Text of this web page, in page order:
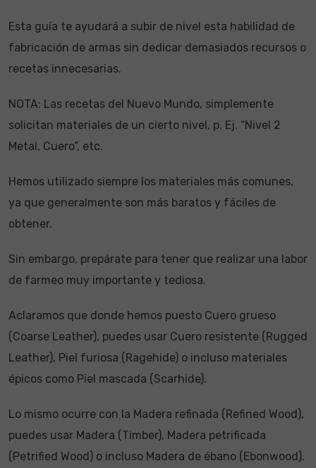
Esta guía te ayudará a subir de nivel esta habilidad de
fabricación de armas sin dedicar demasiados recursos o
recetas innecesarias.
NOTA: Las recetas del Nuevo Mundo, simplemente
solicitan materiales de un cierto nivel, p. Ej. “Nivel 2
Metal, Cuero”, etc.
Hemos utilizado siempre los materiales más comunes,
ya que generalmente son más baratos y fáciles de
obtener.
Sin embargo, prepárate para tener que realizar una labor
de farmeo muy importante y tediosa.
Aclaramos que donde hemos puesto Cuero grueso
(Coarse Leather), puedes usar Cuero resistente (Rugged
Leather), Piel furiosa (Ragehide) o incluso materiales
épicos como Piel mascada (Scarhide).
Lo mismo ocurre con la Madera refinada (Refined Wood),
puedes usar Madera (Timber), Madera petrificada
(Petrified Wood) o incluso Madera de ébano (Ebonwood).